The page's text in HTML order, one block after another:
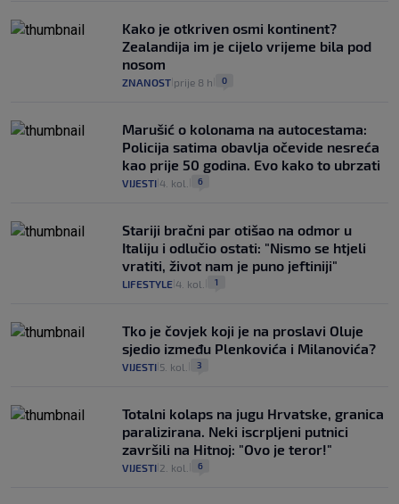
Kako je otkriven osmi kontinent?
Zealandija im je cijelo vrijeme bila pod
nosom
ZNANOST prije 8 h 0
Marušić o kolonama na autocestama:
Policija satima obavlja očevide nesreća
kao prije 50 godina. Evo kako to ubrzati
VIJESTI 4. kol. 6
Stariji bračni par otišao na odmor u
Italiju i odlučio ostati: "Nismo se htjeli
vratiti, život nam je puno jeftiniji"
LIFESTYLE 4. kol. 1
Tko je čovjek koji je na proslavi Oluje
sjedio između Plenkovića i Milanovića?
VIJESTI 5. kol. 3
Totalni kolaps na jugu Hrvatske, granica
paralizirana. Neki iscrpljeni putnici
završili na Hitnoj: "Ovo je teror!"
VIJESTI 2. kol. 6